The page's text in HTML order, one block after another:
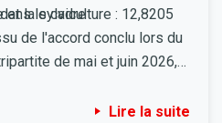
la sylviculture : 12,8205
le cadre
de l'accord conclu lors du
de mai et juin 2026,
des Députés le 9 juillet
le pouvoir d'achat desLire la suite